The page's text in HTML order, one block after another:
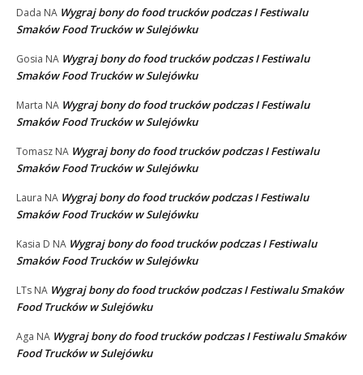
Dada NA Wygraj bony do food trucków podczas I Festiwalu
Smaków Food Trucków w Sulejówku
Gosia NA Wygraj bony do food trucków podczas I Festiwalu
Smaków Food Trucków w Sulejówku
Marta NA Wygraj bony do food trucków podczas I Festiwalu
Smaków Food Trucków w Sulejówku
Tomasz NA Wygraj bony do food trucków podczas I Festiwalu
Smaków Food Trucków w Sulejówku
Laura NA Wygraj bony do food trucków podczas I Festiwalu
Smaków Food Trucków w Sulejówku
Kasia D NA Wygraj bony do food trucków podczas I Festiwalu
Smaków Food Trucków w Sulejówku
LTs NA Wygraj bony do food trucków podczas I Festiwalu Smaków
Food Trucków w Sulejówku
Aga NA Wygraj bony do food trucków podczas I Festiwalu Smaków
Food Trucków w Sulejówku